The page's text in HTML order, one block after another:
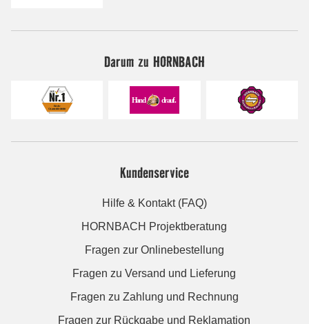
Darum zu HORNBACH
Kundenservice
Hilfe & Kontakt (FAQ)
HORNBACH Projektberatung
Fragen zur Onlinebestellung
Fragen zu Versand und Lieferung
Fragen zu Zahlung und Rechnung
Fragen zur Rückgabe und Reklamation